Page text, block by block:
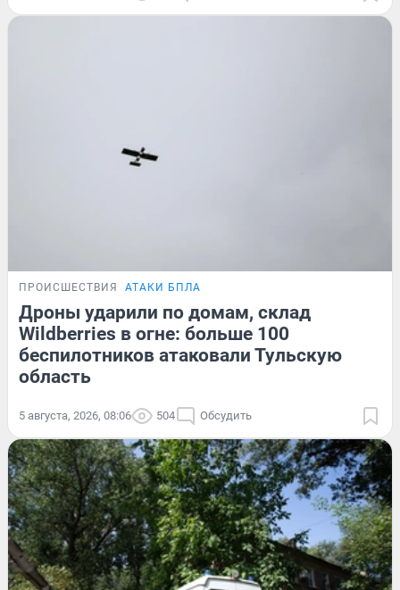
ПРОИСШЕСТВИЯ АТАКИ БПЛА
Дроны ударили по домам, склад
Wildberries в огне: больше 100
беспилотников атаковали Тульскую
область
5 августа, 2026, 08:06 504 Обсудить